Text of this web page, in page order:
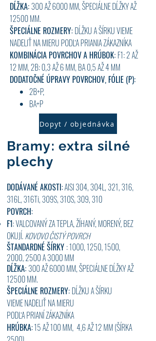
DĹŽKA: 300 AŽ 6000 MM, ŠPECIÁLNE DĹŽKY AŽ
12500 MM.
ŠPECIÁLNE ROZMERY: DĹŽKU A ŠÍRKU VIEME
NADELIŤ NA MIERU PODĽA PRIANIA ZÁKAZNÍKA
KOMBINÁCIA POVRCHOV A HRÚBOK: F1: 2 AŽ
12 MM, 2B: 0,3 AŽ 6 MM, BA 0,5 AŽ 4 MM
DODATOČNÉ ÚPRAVY POVRCHOV, FÓLIE (P):
2B+P,
BA+P
Dopyt / objednávka
Bramy: extra silné
plechy
DODÁVANÉ AKOSTI:AISI 304, 304L, 321, 316,
316L, 316Ti, 309S, 310S, 309, 310
POVRCH:
F1: VALCOVANÝ ZA TEPLA, ŽÍHANÝ, MORENÝ, BEZ
OKUJÍ. KOVOVO ČISTÝ POVRCH
ŠTANDARDNÉ ŠÍRKY : 1000, 1250, 1500,
2000,2500 A 3000 MM
DĹŽKA: 300 AŽ 6000 MM, ŠPECIÁLNE DĹŽKY AŽ
12500 MM.
ŠPECIÁLNE ROZMERY: DĹŽKU A ŠÍRKU
VIEME NADELIŤ NA MIERU
PODĽA PRIANÍ ZÁKAZNÍKA
HRÚBKA:15 AŽ 100 MM, 4,6 AŽ 12 MM (ŠÍRKA